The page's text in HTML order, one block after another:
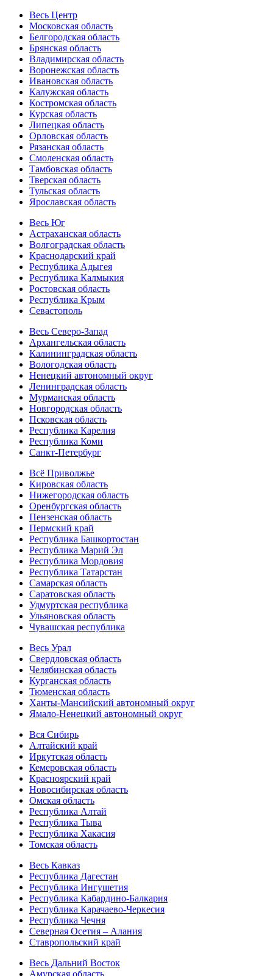
Весь Центр
Московская область
Белгородская область
Брянская область
Владимирская область
Воронежская область
Ивановская область
Калужская область
Костромская область
Курская область
Липецкая область
Орловская область
Рязанская область
Смоленская область
Тамбовская область
Тверская область
Тульская область
Ярославская область
Весь Юг
Астраханская область
Волгоградская область
Краснодарский край
Республика Адыгея
Республика Калмыкия
Ростовская область
Республика Крым
Севастополь
Весь Северо-Запад
Архангельская область
Калининградская область
Вологодская область
Ненецкий автономный округ
Ленинградская область
Мурманская область
Новгородская область
Псковская область
Республика Карелия
Республика Коми
Санкт-Петербург
Всё Приволжье
Кировская область
Нижегородская область
Оренбургская область
Пензенская область
Пермский край
Республика Башкортостан
Республика Марий Эл
Республика Мордовия
Республика Татарстан
Самарская область
Саратовская область
Удмуртская республика
Ульяновская область
Чувашская республика
Весь Урал
Свердловская область
Челябинская область
Курганская область
Тюменская область
Ханты-Мансийский автономный округ
Ямало-Ненецкий автономный округ
Вся Сибирь
Алтайский край
Иркутская область
Кемеровская область
Красноярский край
Новосибирская область
Омская область
Республика Алтай
Республика Тыва
Республика Хакасия
Томская область
Весь Кавказ
Республика Дагестан
Республика Ингушетия
Республика Кабардино-Балкария
Республика Карачаево-Черкесия
Республика Чечня
Северная Осетия – Алания
Ставропольский край
Весь Дальний Восток
Амурская область